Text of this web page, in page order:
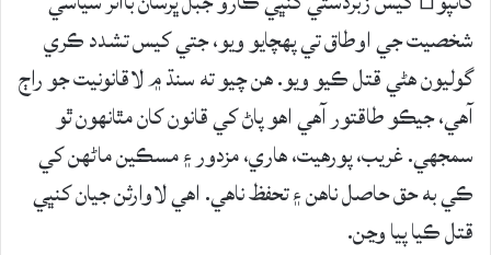
شخصيت جي اوطاق تي پهچايو ويو، جتي کيس تشدد ڪري
گوليون هڻي قتل ڪيو ويو. هن چيو ته سنڌ ۾ لاقانونيت جو راڄ
آھي، جيڪو طاقتور آھي اھو پاڻ کي قانون کان مٿانھون ٿو
سمجھي. غريب، پورھيت، ھاري، مزدور ۽ مسڪين ماڻھن کي
ڪي به حق حاصل ناھن ۽ تحفظ ناھي. اھي لاوارثن جيان کنڀي
قتل ڪيا پيا وڃن.